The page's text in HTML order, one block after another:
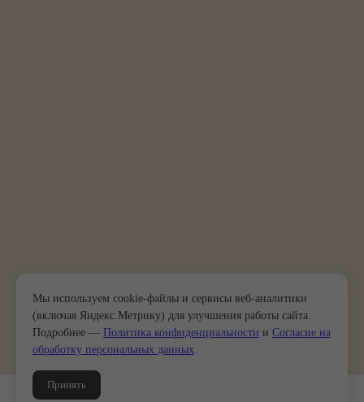
Мы используем cookie-файлы и сервисы веб-аналитики
(включая Яндекс.Метрику) для улучшения работы сайта.
Подробнее — Политика конфиденциальности и Согласие на
обработку персональных данных.
Принять